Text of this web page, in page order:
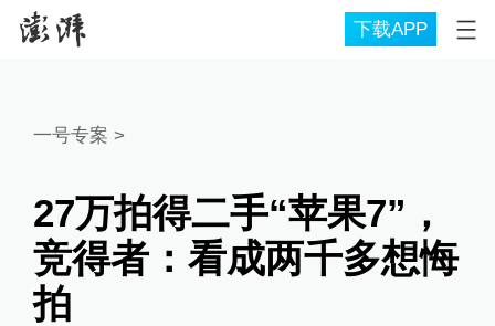
下载APP
一号专案 >
27万拍得二手“苹果7”，
竞得者：看成两千多想悔
拍